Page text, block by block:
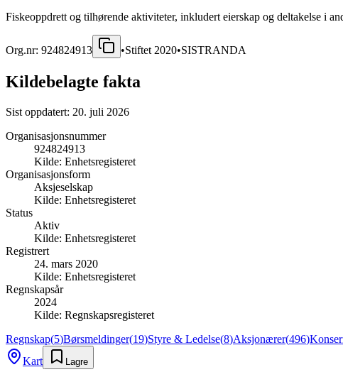
Fiskeoppdrett og tilhørende aktiviteter, inkludert eierskap og deltakelse i
Org.nr: 924824913 •Stiftet 2020•SISTRANDA
Kildebelagte fakta
Sist oppdatert: 20. juli 2026
Organisasjonsnummer
924824913
Kilde: Enhetsregisteret
Organisasjonsform
Aksjeselskap
Kilde: Enhetsregisteret
Status
Aktiv
Kilde: Enhetsregisteret
Registrert
24. mars 2020
Kilde: Enhetsregisteret
Regnskapsår
2024
Kilde: Regnskapsregisteret
Regnskap(5)Børsmeldinger(19)Styre & Ledelse(8)Aksjonærer(496)
Kart
Lagre